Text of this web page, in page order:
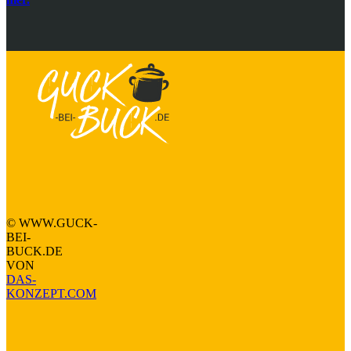
© WWW.GUCK-
BEI-
BUCK.DE
VON
DAS-
KONZEPT.COM